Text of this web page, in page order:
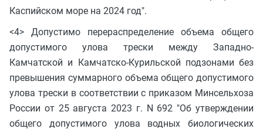
Каспийском море на 2024 год".
<4> Допустимо перераспределение объема общего
допустимого улова трески между Западно-
Камчатской и Камчатско-Курильской подзонами без
превышения суммарного объема общего допустимого
улова трески в соответствии с приказом Минсельхоза
России от 25 августа 2023 г. N 692 "Об утверждении
общего допустимого улова водных биологических